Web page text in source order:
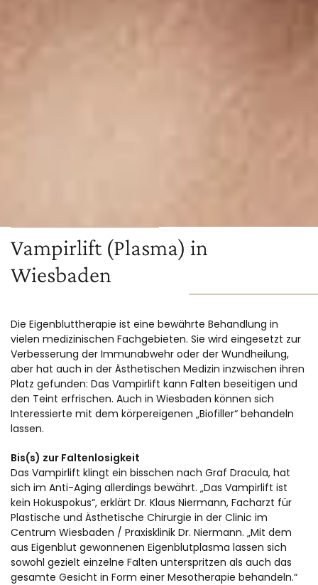
Vampirlift (Plasma) in
Wiesbaden
Die Eigenbluttherapie ist eine bewährte Behandlung in
vielen medizinischen Fachgebieten. Sie wird eingesetzt zur
Verbesserung der Immunabwehr oder der Wundheilung,
aber hat auch in der Ästhetischen Medizin inzwischen ihren
Platz gefunden: Das Vampirlift kann Falten beseitigen und
den Teint erfrischen. Auch in Wiesbaden können sich
Interessierte mit dem körpereigenen „Biofiller“ behandeln
lassen.
Bis(s) zur Faltenlosigkeit
Das Vampirlift klingt ein bisschen nach Graf Dracula, hat
sich im Anti-Aging allerdings bewährt. „Das Vampirlift ist
kein Hokuspokus“, erklärt Dr. Klaus Niermann, Facharzt für
Plastische und Ästhetische Chirurgie in der Clinic im
Centrum Wiesbaden / Praxisklinik Dr. Niermann. „Mit dem
aus Eigenblut gewonnenen Eigenblutplasma lassen sich
sowohl gezielt einzelne Falten unterspritzen als auch das
gesamte Gesicht in Form einer Mesotherapie behandeln.“